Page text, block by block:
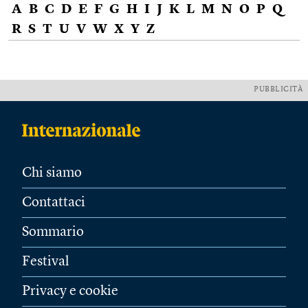
A B C D E F G H I J K L M N O P Q
R S T U V W X Y Z
PUBBLICITÀ
Chi siamo
Contattaci
Sommario
Festival
Privacy e cookie